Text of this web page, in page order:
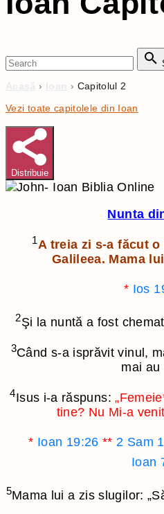
Acasă › Ioan › Capitolul 2
Vezi toate capitolele din Ioan
Distribuie
Nunta
1A treia zi s-a făcut
Galileea. Mama
* Ios
2Şi la nuntă a fost
3Când s-a isprăvit vinul,
mai au
4Isus i-a răspuns:„Femeie
tine? Nu Mi-a
* Ioan 19:26 ** 2 Sam
Ioan
5Mama lui a zis slugilor: